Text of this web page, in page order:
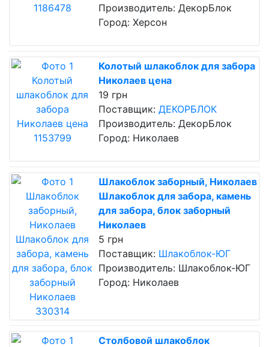
Производитель: ДекорБлок
Город: Херсон
Колотый шлакоблок для забора
Николаев цена
19 грн
Поставщик: ДЕКОРБЛОК
Производитель: ДекорБлок
Город: Николаев
Шлакоблок заборный, Николаев
Шлакоблок для забора, камень
для забора, блок заборный
Николаев
5 грн
Поставщик: Шлакоблок-ЮГ
Производитель: Шлакоблок-ЮГ
Город: Николаев
Столбовой шлакоблок